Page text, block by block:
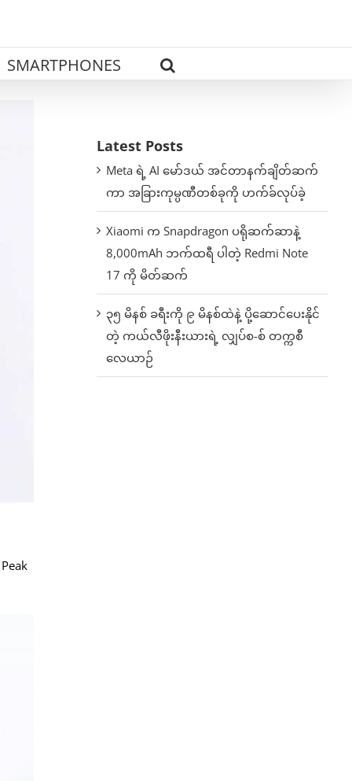
SMARTPHONES
Latest Posts
Meta ရဲ့ AI မော်ဒယ် အင်တာနက်ချိတ်ဆက်
ကာ အခြားကုမ္ပဏီတစ်ခုကို ဟက်ခ်လုပ်ခဲ့
Xiaomi က Snapdragon ပရိုဆက်ဆာနဲ့
8,000mAh ဘက်ထရီ ပါတဲ့ Redmi Note
17 ကို မိတ်ဆက်
၃၅ မိနစ် ခရီးကို ၉ မိနစ်ထဲနဲ့ ပို့ဆောင်ပေးနိုင်
တဲ့ ကယ်လီဖိုးနီးယားရဲ့ လျှပ်စ-စ် တက္ကစီ
လေယာဉ်